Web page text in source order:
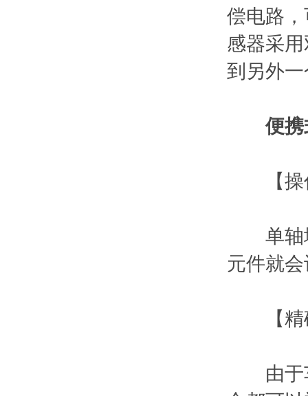
偿电路
感器采
到另外
便
【操
单轴地
元件就
【精
由于车